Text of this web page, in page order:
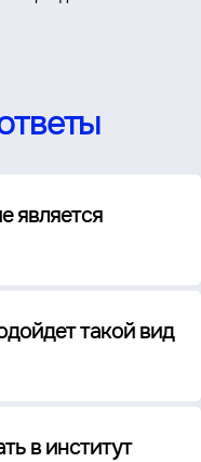
является
такой вид
в институт